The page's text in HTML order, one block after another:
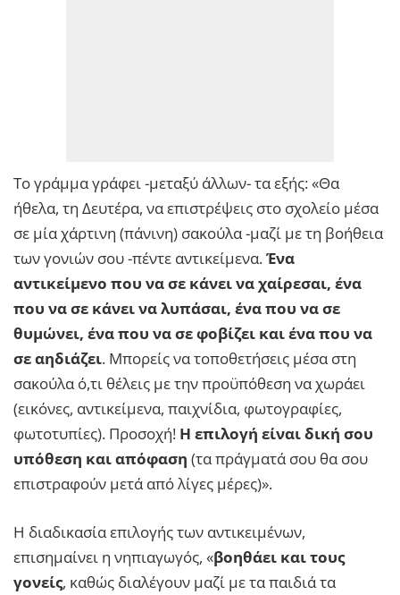
Το γράμμα γράφει -μεταξύ άλλων- τα εξής: «Θα
ήθελα, τη Δευτέρα, να επιστρέψεις στο σχολείο μέσα
σε μία χάρτινη (πάνινη) σακούλα -μαζί με τη βοήθεια
των γονιών σου -πέντε αντικείμενα.Ένα
αντικείμενο που να σε κάνει να χαίρεσαι, ένα
που να σε κάνει να λυπάσαι, ένα που να σε
θυμώνει, ένα που να σε φοβίζει και ένα που να
σε αηδιάζει. Μπορείς να τοποθετήσεις μέσα στη
σακούλα ό,τι θέλεις με την προϋπόθεση να χωράει
(εικόνες, αντικείμενα, παιχνίδια, φωτογραφίες,
φωτoτυπίες). Προσοχή! Η επιλογή είναι δική σου
υπόθεση και απόφαση (τα πράγματά σου θα σου
επιστραφούν μετά από λίγες μέρες)».
Η διαδικασία επιλογής των αντικειμένων,
επισημαίνει η νηπιαγωγός, «βοηθάει και τους
γονείς, καθώς διαλέγουν μαζί με τα παιδιά τα